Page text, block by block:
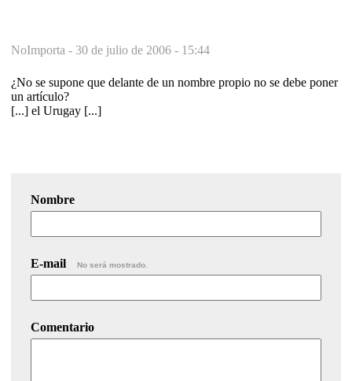
NoImporta - 30 de julio de 2006 - 15:44
¿No se supone que delante de un nombre propio no se debe poner
un artículo?
[...] el Urugay [...]
Nombre
E-mail No será mostrado.
Comentario